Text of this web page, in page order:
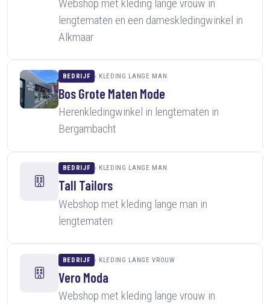
Webshop met kleding lange vrouw in
lengtematen en een dameskledingwinkel in
Alkmaar
BEDRIJF KLEDING LANGE MAN
Bos Grote Maten Mode
Herenkledingwinkel in lengtematen in
Bergambacht
BEDRIJF KLEDING LANGE MAN
Tall Tailors
Webshop met kleding lange man in
lengtematen
BEDRIJF KLEDING LANGE VROUW
Vero Moda
Webshop met kleding lange vrouw in